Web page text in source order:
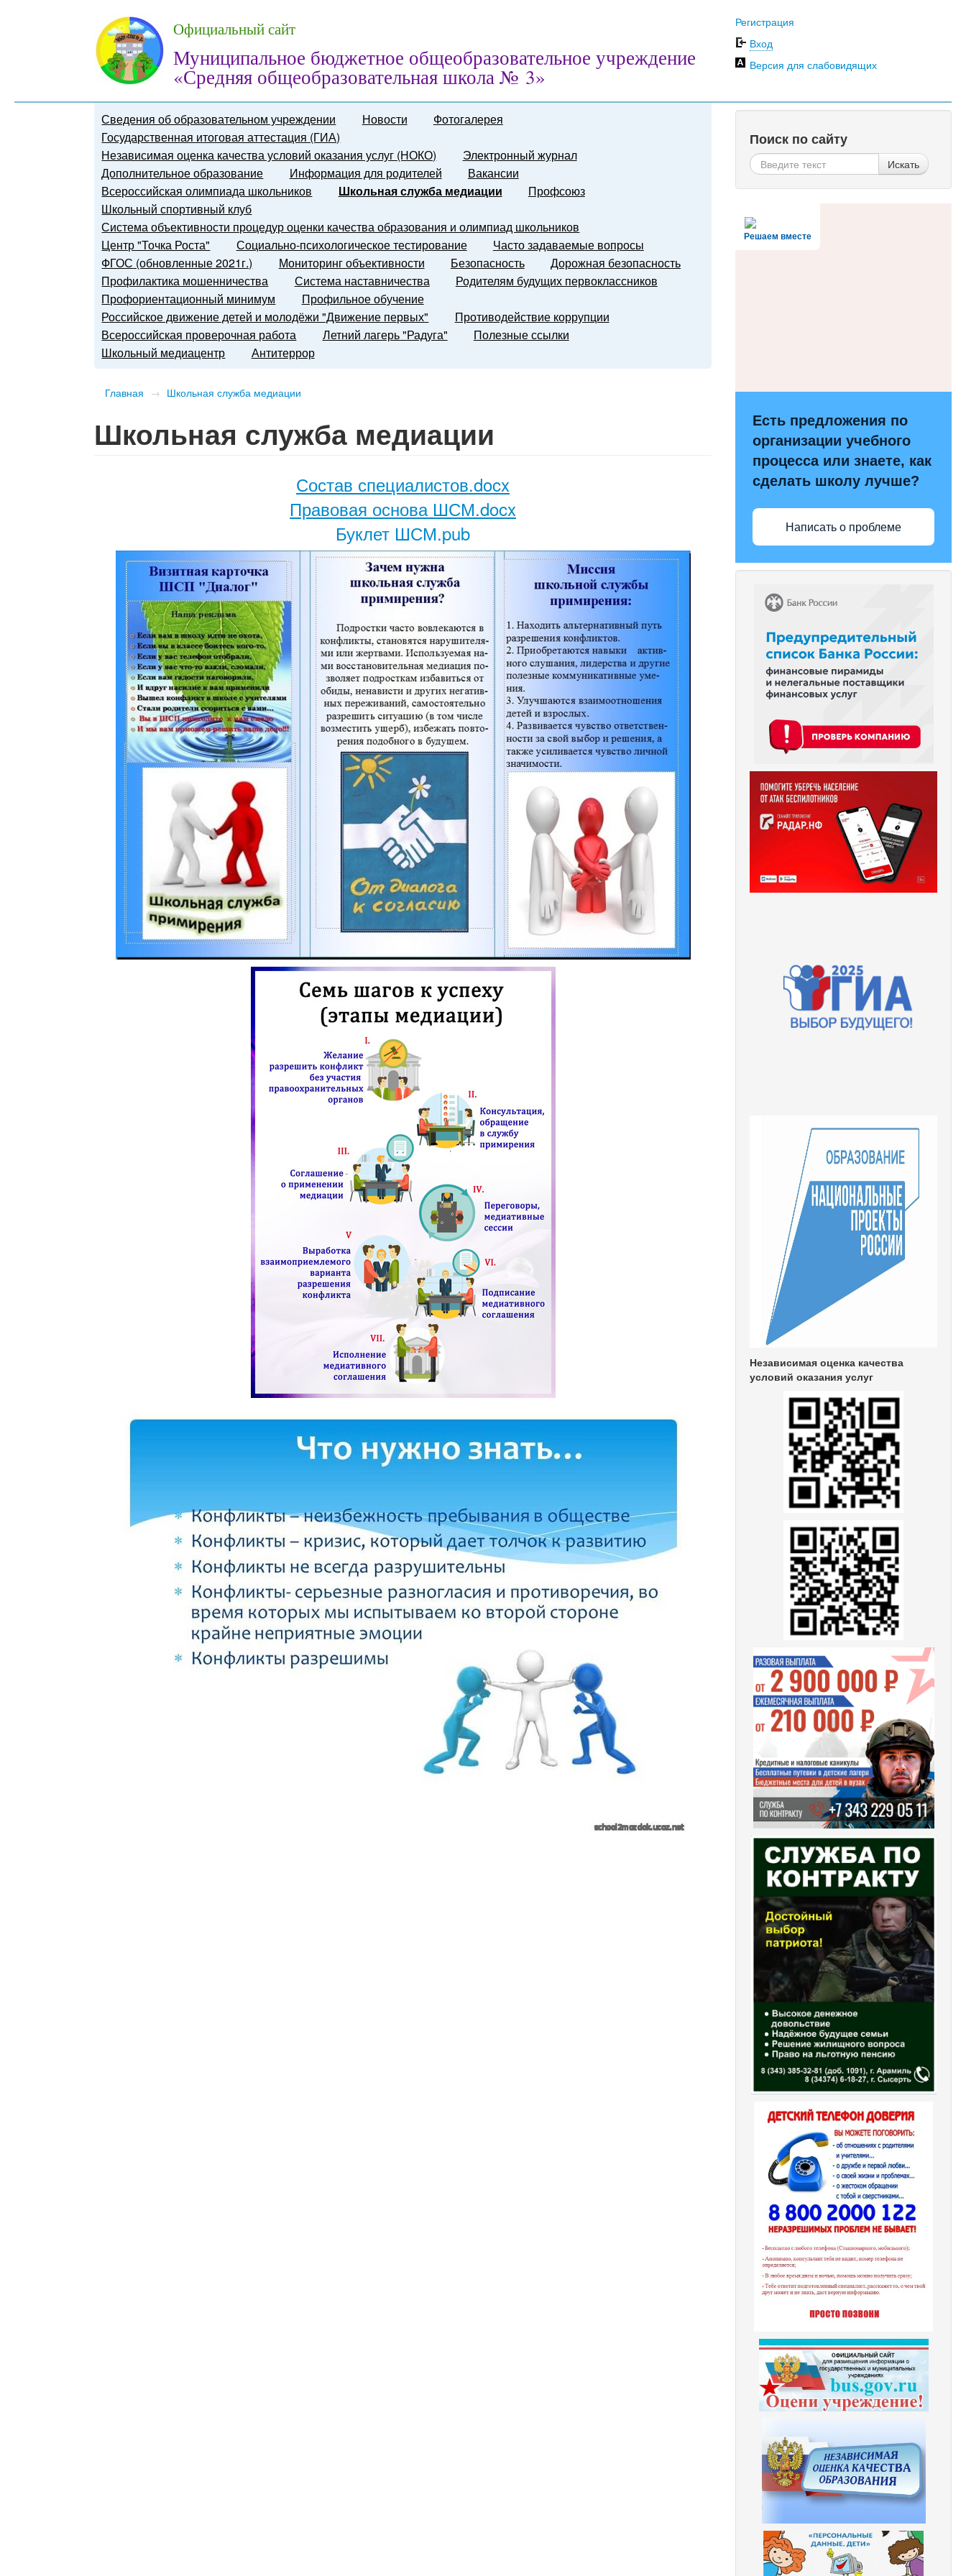
Официальный сайт
Муниципальное бюджетное общеобразовательное учреждение
«Средняя общеобразовательная школа № 3»
Регистрация
Вход
Версия для слабовидящих
Сведения об образовательном учреждении Новости
Фотогалерея
Государственная итоговая аттестация (ГИА)
Независимая оценка качества условий оказания услуг (НОКО)
Электронный журнал
Дополнительное образование
Информация для родителей
Вакансии
Всероссийская олимпиада школьников
Школьная служба медиации
Профсоюз
Школьный спортивный клуб
Система объективности процедур оценки качества образования и олимпиад школьников
Центр "Точка Роста"
Социально-психологическое тестирование
Часто задаваемые вопросы
ФГОС (обновленные 2021г.)
Мониторинг объективности Безопасность
Дорожная безопасность
Профилактика мошенничества
Система наставничества
Родителям будущих первоклассников
Профориентационный минимум
Профильное обучение
Российское движение детей и молодёжи "Движение первых"
Противодействие коррупции
Всероссийская проверочная работа
Летний лагерь "Радуга"
Полезные ссылки
Школьный медиацентр
Антитеррор
Главная → Школьная служба медиации
Школьная служба медиации
Состав специалистов.docx
Правовая основа ШСМ.docx
Буклет ШСМ.pub
Поиск по сайту
Искать
Решаем вместе
Есть предложения по
организации учебного
процесса или знаете, как
сделать школу лучше?
Написать о проблеме
Независимая оценка качества
условий оказания услуг